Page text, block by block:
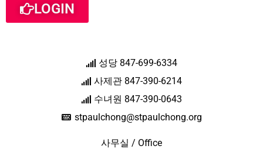
LOGIN
성당 847-699-6334
사제관 847-390-6214
수녀원 847-390-0643
stpaulchong@stpaulchong.org
사무실 / Office